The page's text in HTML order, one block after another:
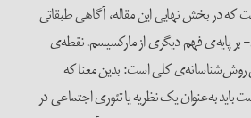
بخش نهایی این مقاله، آگاهی طبقاتی
پایه‌ی فهم دیگری از مارکسیسم. نقطه‌ی
کلی است: بدین معنا که
به‌عنوان یک نظریه یا تئوری اجتماعی در